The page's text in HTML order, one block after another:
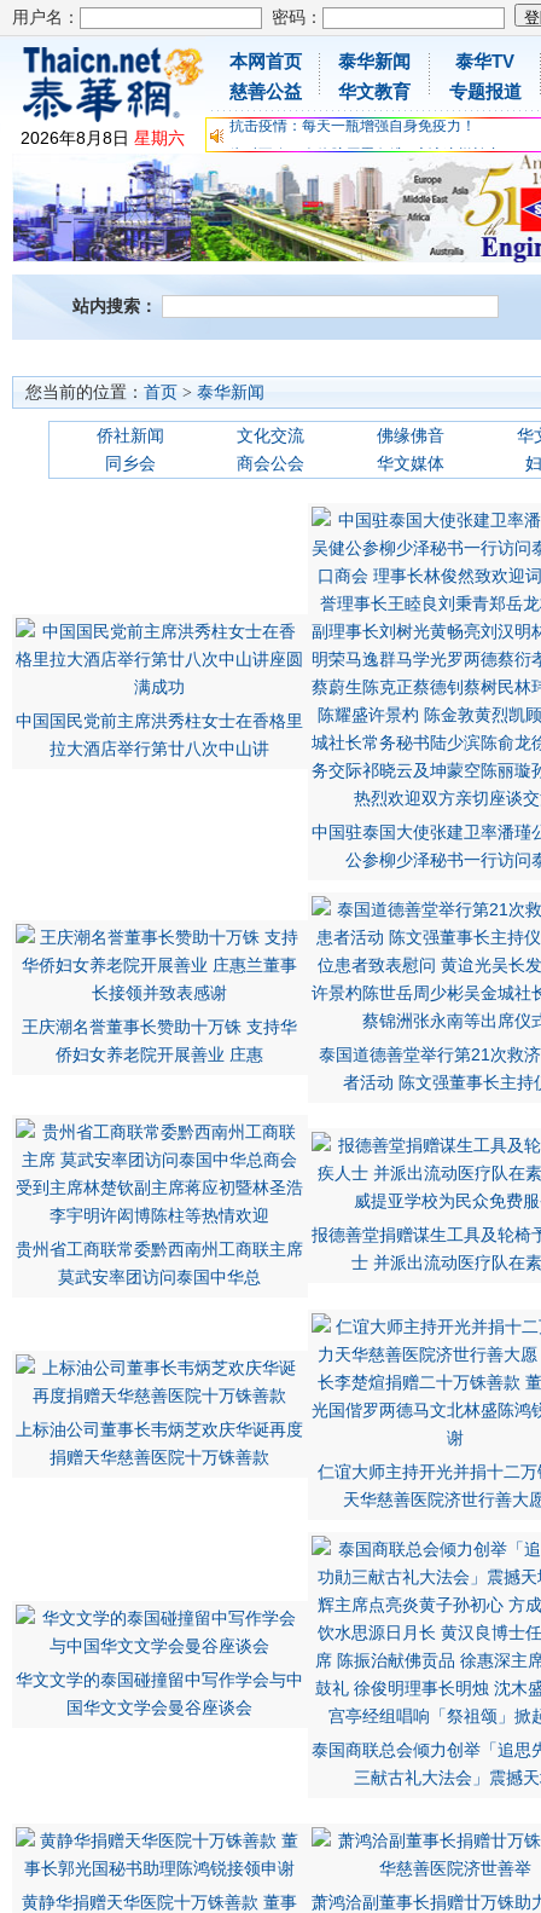
用户名： 密码：
2026年8月8日 星期六
本网首页
慈善公益
泰华新闻
华文教育
泰华TV
专题报道
为时不晚，人体胶原蛋白维C应该这样补充
关爱儿童健康，免费领取日本原装尤妮佳超立体
抗击疫情：每天一瓶增强自身免疫力！
为时不晚，人体胶原蛋白维C应该这样补充
关爱儿童健康，免费领取日本原装尤妮佳超立体
抗击疫情：每天一瓶增强自身免疫力！
站内搜索：
您当前的位置： 首页 > 泰华新闻
侨社新闻 文化交流 佛缘佛音
华
同乡会
商会公会 华文媒体
中国国民党前主席洪秀柱女士在香格里
拉大酒店举行第廿八次中山讲
中国驻泰国大使张建卫率潘瑾
公参柳少泽秘书一行访问
王庆潮名誉董事长赞助十万铢 支持华
侨妇女养老院开展善业 庄惠
泰国道德善堂举行第21次救
者活动 陈文强董事长主持
贵州省工商联常委黔西南州工商联主席
莫武安率团访问泰国中华总
报德善堂捐赠谋生工具及轮椅
士 并派出流动医疗队在
上标油公司董事长韦炳芝欢庆华诞再度
捐赠天华慈善医院十万铢善款
仁谊大师主持开光并捐十二
天华慈善医院济世行善大
华文文学的泰国碰撞留中写作学会与中
国华文文学会曼谷座谈会
泰国商联总会倾力创举「追思
三献古礼大法会」震撼
黄静华捐赠天华医院十万铢善款 董事
萧鸿洽副董事长捐赠廿万铢助